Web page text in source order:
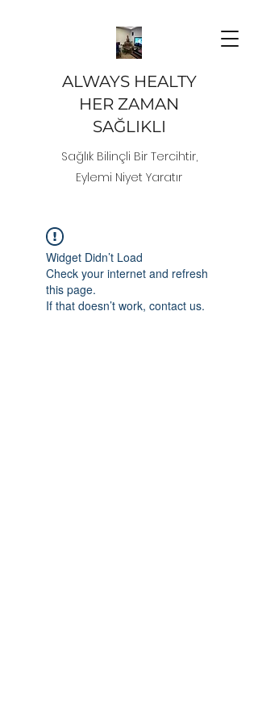
ALWAYS HEALTY
HER ZAMAN
SAĞLIKLI
Sağlık Bilinçli Bir Tercihtir,
Eylemi Niyet Yaratır
Widget Didn’t Load
Check your internet and refresh
this page.
If that doesn’t work, contact us.